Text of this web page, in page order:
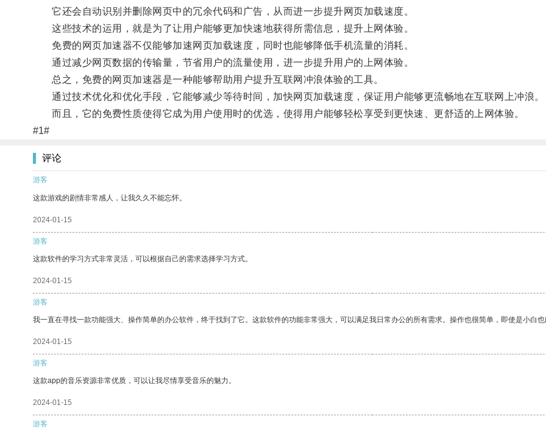
它还会自动识别并删除网页中的冗余代码和广告，从而进一步提升网页加载速度。
这些技术的运用，就是为了让用户能够更加快速地获得所需信息，提升上网体验。
免费的网页加速器不仅能够加速网页加载速度，同时也能够降低手机流量的消耗。
通过减少网页数据的传输量，节省用户的流量使用，进一步提升用户的上网体验。
总之，免费的网页加速器是一种能够帮助用户提升互联网冲浪体验的工具。
通过技术优化和优化手段，它能够减少等待时间，加快网页加载速度，保证用户能够更流畅地在互联网上冲浪。
而且，它的免费性质使得它成为用户使用时的优选，使得用户能够轻松享受到更快速、更舒适的上网体验。
#1#
评论
游客
这款游戏的剧情非常感人，让我久久不能忘怀。
2024-01-15
游客
这款软件的学习方式非常灵活，可以根据自己的需求选择学习方式。
2024-01-15
游客
我一直在寻找一款功能强大、操作简单的办公软件，终于找到了它。这款软件的功能非常强大，可以满足我日常办公的所有需求。操作也很简单，即使是小白也
2024-01-15
游客
这款app的音乐资源非常优质，可以让我尽情享受音乐的魅力。
2024-01-15
游客